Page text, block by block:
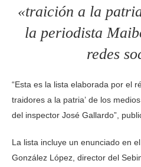
«traición a la
la periodista
redes
“Esta es la lista elaborada por el
traidores a la patria’ de los
del inspector José Gallardo”,
La lista incluye un enunciado en
González López, director del